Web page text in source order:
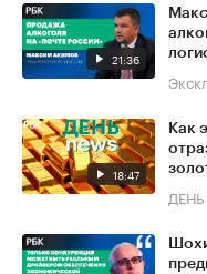
21:36
18:47
Как
ДЕНЬ